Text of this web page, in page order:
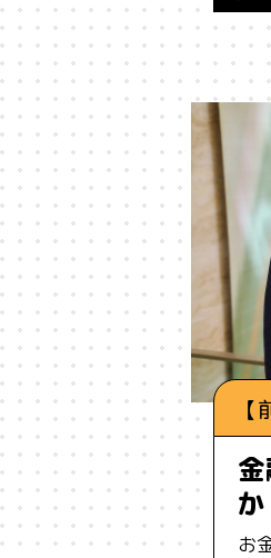
#
#ル
#
#伝える
#
#多
#対話
#
か
お